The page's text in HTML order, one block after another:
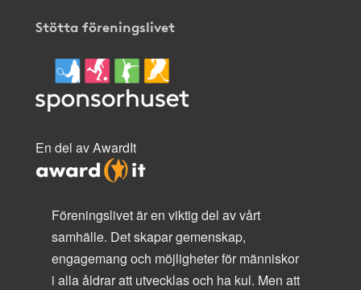
Stötta föreningslivet
En del av AwardIt
Föreningslivet är en viktig del av vårt
samhälle. Det skapar gemenskap,
engagemang och möjligheter för människor
i alla åldrar att utvecklas och ha kul. Men att